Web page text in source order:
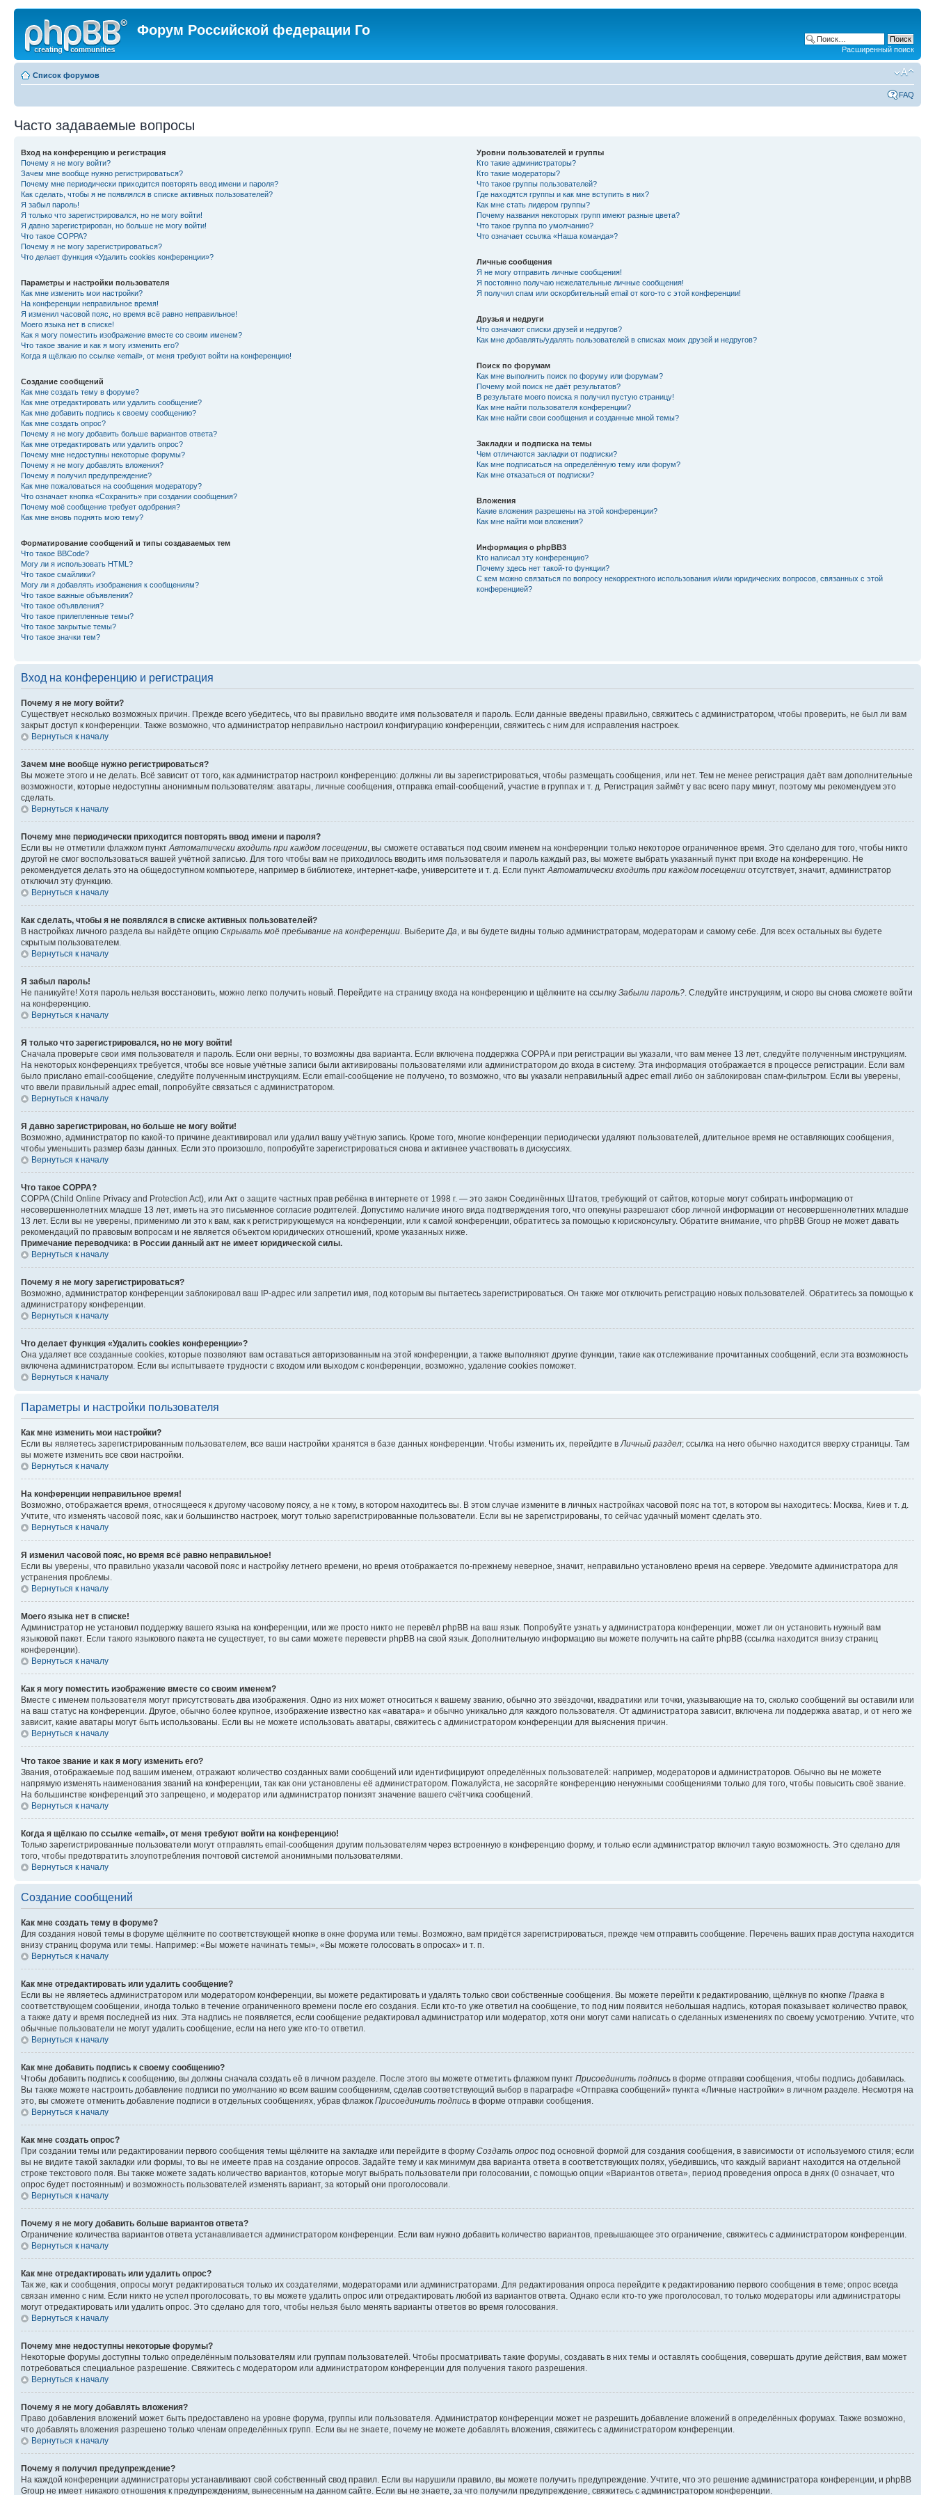
Форум Российской федерации Го
Расширенный поиск
Список форумов
FAQ
Часто задаваемые вопросы
Вход на конференцию и регистрация
Почему я не могу войти?
Зачем мне вообще нужно регистрироваться?
Почему мне периодически приходится повторять ввод имени и пароля?
Как сделать, чтобы я не появлялся в списке активных пользователей?
Я забыл пароль!
Я только что зарегистрировался, но не могу войти!
Я давно зарегистрирован, но больше не могу войти!
Что такое COPPA?
Почему я не могу зарегистрироваться?
Что делает функция «Удалить cookies конференции»?
Параметры и настройки пользователя
Как мне изменить мои настройки?
На конференции неправильное время!
Я изменил часовой пояс, но время всё равно неправильное!
Моего языка нет в списке!
Как я могу поместить изображение вместе со своим именем?
Что такое звание и как я могу изменить его?
Когда я щёлкаю по ссылке «email», от меня требуют войти на конференцию!
Создание сообщений
Как мне создать тему в форуме?
Как мне отредактировать или удалить сообщение?
Как мне добавить подпись к своему сообщению?
Как мне создать опрос?
Почему я не могу добавить больше вариантов ответа?
Как мне отредактировать или удалить опрос?
Почему мне недоступны некоторые форумы?
Почему я не могу добавлять вложения?
Почему я получил предупреждение?
Как мне пожаловаться на сообщения модератору?
Что означает кнопка «Сохранить» при создании сообщения?
Почему моё сообщение требует одобрения?
Как мне вновь поднять мою тему?
Форматирование сообщений и типы создаваемых тем
Что такое BBCode?
Могу ли я использовать HTML?
Что такое смайлики?
Могу ли я добавлять изображения к сообщениям?
Что такое важные объявления?
Что такое объявления?
Что такое прилепленные темы?
Что такое закрытые темы?
Что такое значки тем?
Уровни пользователей и группы
Кто такие администраторы?
Кто такие модераторы?
Что такое группы пользователей?
Где находятся группы и как мне вступить в них?
Как мне стать лидером группы?
Почему названия некоторых групп имеют разные цвета?
Что такое группа по умолчанию?
Что означает ссылка «Наша команда»?
Личные сообщения
Я не могу отправить личные сообщения!
Я постоянно получаю нежелательные личные сообщения!
Я получил спам или оскорбительный email от кого-то с этой конференции!
Друзья и недруги
Что означают списки друзей и недругов?
Как мне добавлять/удалять пользователей в списках моих друзей и недругов?
Поиск по форумам
Как мне выполнить поиск по форуму или форумам?
Почему мой поиск не даёт результатов?
В результате моего поиска я получил пустую страницу!
Как мне найти пользователя конференции?
Как мне найти свои сообщения и созданные мной темы?
Закладки и подписка на темы
Чем отличаются закладки от подписки?
Как мне подписаться на определённую тему или форум?
Как мне отказаться от подписки?
Вложения
Какие вложения разрешены на этой конференции?
Как мне найти мои вложения?
Информация о phpBB3
Кто написал эту конференцию?
Почему здесь нет такой-то функции?
С кем можно связаться по вопросу некорректного использования и/или юридических вопросов, связанных с этой
конференцией?
Вход на конференцию и регистрация
Почему я не могу войти?
Существует несколько возможных причин. Прежде всего убедитесь, что вы правильно вводите имя пользователя и пароль. Если данные введены правильно, свяжитесь с администратором, чтобы проверить, не был ли вам
закрыт доступ к конференции. Также возможно, что администратор неправильно настроил конфигурацию конференции, свяжитесь с ним для исправления настроек.
Вернуться к началу
Зачем мне вообще нужно регистрироваться?
Вы можете этого и не делать. Всё зависит от того, как администратор настроил конференцию: должны ли вы зарегистрироваться, чтобы размещать сообщения, или нет. Тем не менее регистрация даёт вам дополнительные
возможности, которые недоступны анонимным пользователям: аватары, личные сообщения, отправка email-сообщений, участие в группах и т. д. Регистрация займёт у вас всего пару минут, поэтому мы рекомендуем это
сделать.
Вернуться к началу
Почему мне периодически приходится повторять ввод имени и пароля?
Если вы не отметили флажком пунктАвтоматически входить при каждом посещении, вы сможете оставаться под своим именем на конференции только некоторое ограниченное время. Это сделано для того, чтобы никто
другой не смог воспользоваться вашей учётной записью. Для того чтобы вам не приходилось вводить имя пользователя и пароль каждый раз, вы можете выбрать указанный пункт при входе на конференцию. Не
рекомендуется делать это на общедоступном компьютере, например в библиотеке, интернет-кафе, университете и т. д. Если пунктАвтоматически входить при каждом посещении отсутствует, значит, администратор
отключил эту функцию.
Вернуться к началу
Как сделать, чтобы я не появлялся в списке активных пользователей?
В настройках личного раздела вы найдёте опцию Скрывать моё пребывание на конференции. ВыберитеДа, и вы будете видны только администраторам, модераторам и самому себе. Для всех остальных вы будете
скрытым пользователем.
Вернуться к началу
Я забыл пароль!
Не паникуйте! Хотя пароль нельзя восстановить, можно легко получить новый. Перейдите на страницу входа на конференцию и щёлкните на ссылку Забыли пароль?. Следуйте инструкциям, и скоро вы снова сможете войти
на конференцию.
Вернуться к началу
Я только что зарегистрировался, но не могу войти!
Сначала проверьте свои имя пользователя и пароль. Если они верны, то возможны два варианта. Если включена поддержка COPPA и при регистрации вы указали, что вам менее 13 лет, следуйте полученным инструкциям.
На некоторых конференциях требуется, чтобы все новые учётные записи были активированы пользователями или администратором до входа в систему. Эта информация отображается в процессе регистрации. Если вам
было прислано email-сообщение, следуйте полученным инструкциям. Если email-сообщение не получено, то возможно, что вы указали неправильный адрес email либо он заблокирован спам-фильтром. Если вы уверены,
что ввели правильный адрес email, попробуйте связаться с администратором.
Вернуться к началу
Я давно зарегистрирован, но больше не могу войти!
Возможно, администратор по какой-то причине деактивировал или удалил вашу учётную запись. Кроме того, многие конференции периодически удаляют пользователей, длительное время не оставляющих сообщения,
чтобы уменьшить размер базы данных. Если это произошло, попробуйте зарегистрироваться снова и активнее участвовать в дискуссиях.
Вернуться к началу
Что такое COPPA?
COPPA (Child Online Privacy and Protection Act), или Акт о защите частных прав ребёнка в интернете от 1998 г. — это закон Соединённых Штатов, требующий от сайтов, которые могут собирать информацию от
несовершеннолетних младше 13 лет, иметь на это письменное согласие родителей. Допустимо наличие иного вида подтверждения того, что опекуны разрешают сбор личной информации от несовершеннолетних младше
13 лет. Если вы не уверены, применимо ли это к вам, как к регистрирующемуся на конференции, или к самой конференции, обратитесь за помощью к юрисконсульту. Обратите внимание, что phpBB Group не может давать
рекомендаций по правовым вопросам и не является объектом юридических отношений, кроме указанных ниже.
Примечание переводчика: в России данный акт не имеет юридической силы.
Вернуться к началу
Почему я не могу зарегистрироваться?
Возможно, администратор конференции заблокировал ваш IP-адрес или запретил имя, под которым вы пытаетесь зарегистрироваться. Он также мог отключить регистрацию новых пользователей. Обратитесь за помощью к
администратору конференции.
Вернуться к началу
Что делает функция «Удалить cookies конференции»?
Она удаляет все созданные cookies, которые позволяют вам оставаться авторизованным на этой конференции, а также выполняют другие функции, такие как отслеживание прочитанных сообщений, если эта возможность
включена администратором. Если вы испытываете трудности с входом или выходом с конференции, возможно, удаление cookies поможет.
Вернуться к началу
Параметры и настройки пользователя
Как мне изменить мои настройки?
Если вы являетесь зарегистрированным пользователем, все ваши настройки хранятся в базе данных конференции. Чтобы изменить их, перейдите вЛичный раздел; ссылка на него обычно находится вверху страницы. Там
вы можете изменить все свои настройки.
Вернуться к началу
На конференции неправильное время!
Возможно, отображается время, относящееся к другому часовому поясу, а не к тому, в котором находитесь вы. В этом случае измените в личных настройках часовой пояс на тот, в котором вы находитесь: Москва, Киев и т. д.
Учтите, что изменять часовой пояс, как и большинство настроек, могут только зарегистрированные пользователи. Если вы не зарегистрированы, то сейчас удачный момент сделать это.
Вернуться к началу
Я изменил часовой пояс, но время всё равно неправильное!
Если вы уверены, что правильно указали часовой пояс и настройку летнего времени, но время отображается по-прежнему неверное, значит, неправильно установлено время на сервере. Уведомите администратора для
устранения проблемы.
Вернуться к началу
Моего языка нет в списке!
Администратор не установил поддержку вашего языка на конференции, или же просто никто не перевёл phpBB на ваш язык. Попробуйте узнать у администратора конференции, может ли он установить нужный вам
языковой пакет. Если такого языкового пакета не существует, то вы сами можете перевести phpBB на свой язык. Дополнительную информацию вы можете получить на сайте phpBB (ссылка находится внизу страниц
конференции).
Вернуться к началу
Как я могу поместить изображение вместе со своим именем?
Вместе с именем пользователя могут присутствовать два изображения. Одно из них может относиться к вашему званию, обычно это звёздочки, квадратики или точки, указывающие на то, сколько сообщений вы оставили или
на ваш статус на конференции. Другое, обычно более крупное, изображение известно как «аватара» и обычно уникально для каждого пользователя. От администратора зависит, включена ли поддержка аватар, и от него же
зависит, какие аватары могут быть использованы. Если вы не можете использовать аватары, свяжитесь с администратором конференции для выяснения причин.
Вернуться к началу
Что такое звание и как я могу изменить его?
Звания, отображаемые под вашим именем, отражают количество созданных вами сообщений или идентифицируют определённых пользователей: например, модераторов и администраторов. Обычно вы не можете
напрямую изменять наименования званий на конференции, так как они установлены её администратором. Пожалуйста, не засоряйте конференцию ненужными сообщениями только для того, чтобы повысить своё звание.
На большинстве конференций это запрещено, и модератор или администратор понизят значение вашего счётчика сообщений.
Вернуться к началу
Когда я щёлкаю по ссылке «email», от меня требуют войти на конференцию!
Только зарегистрированные пользователи могут отправлять email-сообщения другим пользователям через встроенную в конференцию форму, и только если администратор включил такую возможность. Это сделано для
того, чтобы предотвратить злоупотребления почтовой системой анонимными пользователями.
Вернуться к началу
Создание сообщений
Как мне создать тему в форуме?
Для создания новой темы в форуме щёлкните по соответствующей кнопке в окне форума или темы. Возможно, вам придётся зарегистрироваться, прежде чем отправить сообщение. Перечень ваших прав доступа находится
внизу страниц форума или темы. Например: «Вы можете начинать темы», «Вы можете голосовать в опросах» и т. п.
Вернуться к началу
Как мне отредактировать или удалить сообщение?
Если вы не являетесь администратором или модератором конференции, вы можете редактировать и удалять только свои собственные сообщения. Вы можете перейти к редактированию, щёлкнув по кнопке Правка в
соответствующем сообщении, иногда только в течение ограниченного времени после его создания. Если кто-то уже ответил на сообщение, то под ним появится небольшая надпись, которая показывает количество правок,
а также дату и время последней из них. Эта надпись не появляется, если сообщение редактировал администратор или модератор, хотя они могут сами написать о сделанных изменениях по своему усмотрению. Учтите, что
обычные пользователи не могут удалить сообщение, если на него уже кто-то ответил.
Вернуться к началу
Как мне добавить подпись к своему сообщению?
Чтобы добавить подпись к сообщению, вы должны сначала создать её в личном разделе. После этого вы можете отметить флажком пункт Присоединить подпись в форме отправки сообщения, чтобы подпись добавилась.
Вы также можете настроить добавление подписи по умолчанию ко всем вашим сообщениям, сделав соответствующий выбор в параграфе «Отправка сообщений» пункта «Личные настройки» в личном разделе. Несмотря на
это, вы сможете отменить добавление подписи в отдельных сообщениях, убрав флажок Присоединить подпись в форме отправки сообщения.
Вернуться к началу
Как мне создать опрос?
При создании темы или редактировании первого сообщения темы щёлкните на закладке или перейдите в форму Создать опрос под основной формой для создания сообщения, в зависимости от используемого стиля; если
вы не видите такой закладки или формы, то вы не имеете прав на создание опросов. Задайте тему и как минимум два варианта ответа в соответствующих полях, убедившись, что каждый вариант находится на отдельной
строке текстового поля. Вы также можете задать количество вариантов, которые могут выбрать пользователи при голосовании, с помощью опции «Вариантов ответа», период проведения опроса в днях (0 означает, что
опрос будет постоянным) и возможность пользователей изменять вариант, за который они проголосовали.
Вернуться к началу
Почему я не могу добавить больше вариантов ответа?
Ограничение количества вариантов ответа устанавливается администратором конференции. Если вам нужно добавить количество вариантов, превышающее это ограничение, свяжитесь с администратором конференции.
Вернуться к началу
Как мне отредактировать или удалить опрос?
Так же, как и сообщения, опросы могут редактироваться только их создателями, модераторами или администраторами. Для редактирования опроса перейдите к редактированию первого сообщения в теме; опрос всегда
связан именно с ним. Если никто не успел проголосовать, то вы можете удалить опрос или отредактировать любой из вариантов ответа. Однако если кто-то уже проголосовал, то только модераторы или администраторы
могут отредактировать или удалить опрос. Это сделано для того, чтобы нельзя было менять варианты ответов во время голосования.
Вернуться к началу
Почему мне недоступны некоторые форумы?
Некоторые форумы доступны только определённым пользователям или группам пользователей. Чтобы просматривать такие форумы, создавать в них темы и оставлять сообщения, совершать другие действия, вам может
потребоваться специальное разрешение. Свяжитесь с модератором или администратором конференции для получения такого разрешения.
Вернуться к началу
Почему я не могу добавлять вложения?
Право добавления вложений может быть предоставлено на уровне форума, группы или пользователя. Администратор конференции может не разрешить добавление вложений в определённых форумах. Также возможно,
что добавлять вложения разрешено только членам определённых групп. Если вы не знаете, почему не можете добавлять вложения, свяжитесь с администратором конференции.
Вернуться к началу
Почему я получил предупреждение?
На каждой конференции администраторы устанавливают свой собственный свод правил. Если вы нарушили правило, вы можете получить предупреждение. Учтите, что это решение администратора конференции, и phpBB
Group не имеет никакого отношения к предупреждениям, вынесенным на данном сайте. Если вы не знаете, за что получили предупреждение, свяжитесь с администратором конференции.